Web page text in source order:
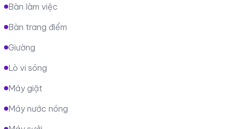
Bàn làm việc
Bàn trang điểm
Giường
Lò vi sóng
Máy giặt
Máy nước nóng